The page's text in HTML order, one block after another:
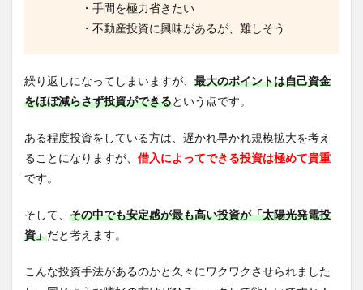
・手間を極力省きたい
・不動産投資に興味があるが、難しそう
繰り返しになってしまいますが、 最大のポイントは自己資金
をほぼ減らさず投資ができるという点です。
ある程度投資をしている方は、遅かれ早かれ規模拡大を考え
ることになりますが、 借入によってできる投資は極めて貴重
です。
そして、 その中でも安定感が最も高い投資が「太陽光発電投
資」だと考えます。
こんな投資手法があるのかと久々にワクワクさせられました